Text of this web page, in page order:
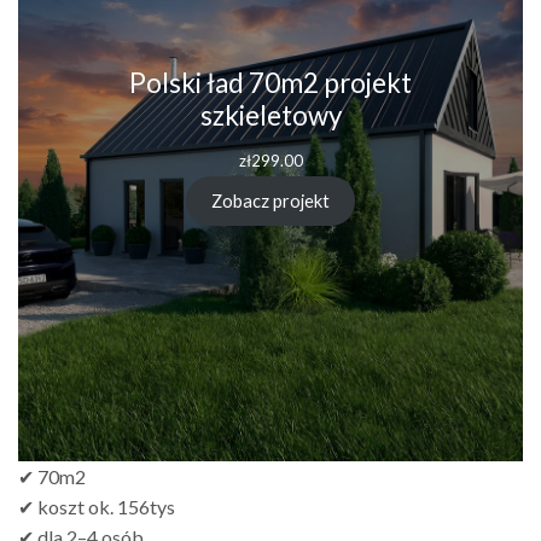
Polski ład 70m2 projekt
szkieletowy
zł299.00
Zobacz projekt
✔ 70m2
✔ koszt ok. 156tys
✔ dla 2–4 osób